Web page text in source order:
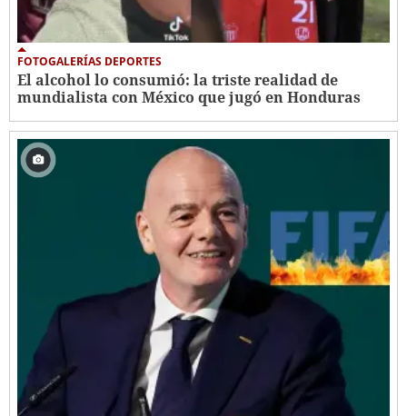
FOTOGALERÍAS DEPORTES
El alcohol lo consumió: la triste realidad de
mundialista con México que jugó en Honduras